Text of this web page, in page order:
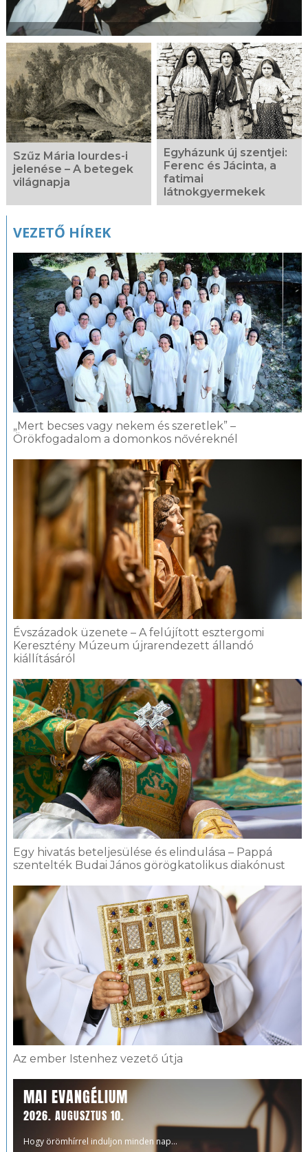
Szűz Mária lourdes-i
jelenése – A betegek
világnapja
Egyházunk új szentjei:
Ferenc és Jácinta, a
fatimai
látnokgyermekek
VEZETŐ HÍREK
„Mert becses vagy nekem és szeretlek” –
Örökfogadalom a domonkos nővéreknél
Évszázadok üzenete – A felújított esztergomi
Keresztény Múzeum újrarendezett állandó
kiállításáról
Egy hivatás beteljesülése és elindulása – Pappá
szentelték Budai János görögkatolikus diakónust
Az ember Istenhez vezető útja
MAI EVANGÉLIUM
2026. AUGUSZTUS 10.
Hogy örömhírrel induljon minden nap...